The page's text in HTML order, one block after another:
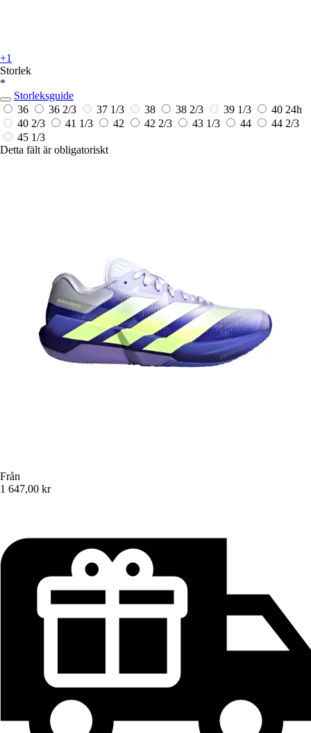
+1
Storlek
*
Storleksguide
36
36 2/3 37 1/3 38 38 2/3 39 1/3 40 24h
40 2/3
41 1/3 42 42 2/3 43 1/3 44
44 2/3
45 1/3
Detta fält är obligatoriskt
Från
1 647,00 kr